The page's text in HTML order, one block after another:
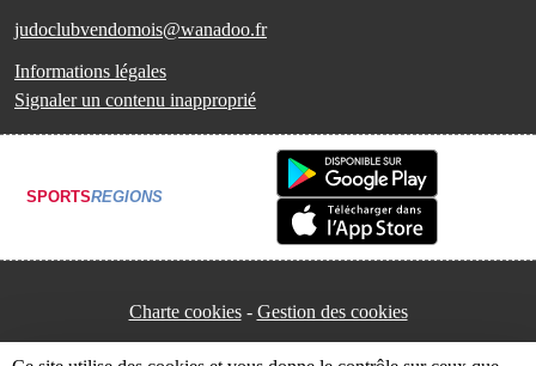
judoclubvendomois@wanadoo.fr
Informations légales
Signaler un contenu inapproprié
SPORTSREGIONS
Charte cookies Gestion des cookies